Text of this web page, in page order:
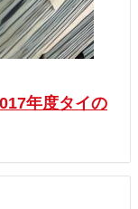
年度タイの